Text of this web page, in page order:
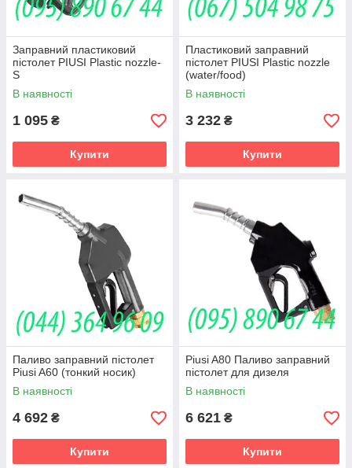
Заправний пластиковий
пістолет PIUSI Plastic nozzle-
S
В наявності
1 095 ₴
Купити
Пластиковий заправний
пістолет PIUSI Plastic nozzle
(water/food)
В наявності
3 232 ₴
Купити
Паливо заправний пістолет
Piusi A60 (тонкий носик)
В наявності
4 692 ₴
Купити
Piusi A80 Паливо заправний
пістолет для дизеля
В наявності
6 621 ₴
Купити